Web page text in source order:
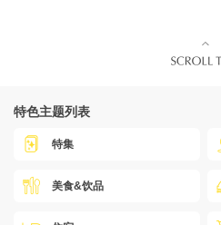
特色主题列表
特集
美食&饮品